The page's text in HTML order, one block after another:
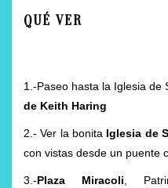
QUÉ VER
1.-Paseo hasta la Iglesia de
de Keith Haring
2.- Ver la bonita Iglesia de
con vistas desde un puente
3.-Plaza Miracoli,